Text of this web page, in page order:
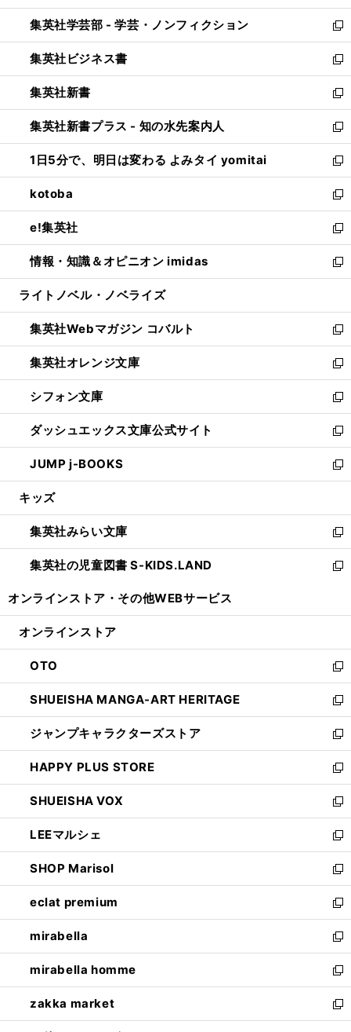
開
く
ウ
で
開
く
ン
ド
ウ
で
開
く
ウ
ィ
ン
ド
ウ
で
開
く
集英社学芸部 - 学芸・ノンフィクション
新
し
い
ウ
ィ
ン
ド
ウ
で
開
く
集英社ビジネス書
新
し
い
ウ
ィ
ン
ド
ウ
で
開
く
集英社新書
新
し
い
ウ
ィ
ン
ド
ウ
で
開
く
集英社新書プラス - 知の水先案内人
新
し
い
ウ
ィ
ン
ド
ウ
で
開
1日5分で、明日は変わる よみタイ yomitai
新
し
い
ウ
ィ
ン
ド
ウ
開
く
kotoba
新
し
い
ウ
ィ
ン
ウ
で
開
く
e!集英社
新
し
い
ウ
ン
ド
ウ
で
開
く
情報・知識＆オピニオン imidas
新
し
ウ
ィ
ン
ド
ウ
で
開
く
ライトノベル・ノベライズ
集英社Webマガジン コバルト
新
し
い
ウ
ィ
ン
ド
ウ
で
開
集英社オレンジ文庫
新
し
い
ウ
ィ
ン
ド
ウ
開
く
シフォン文庫
新
し
い
ウ
ィ
ン
ウ
で
開
く
ダッシュエックス文庫公式サイト
新
し
い
ウ
ン
ド
ウ
で
JUMP j-BOOKS
新
し
ウ
ィ
ン
ド
開
キッズ
集英社みらい文庫
新
し
い
ン
ウ
で
開
く
集英社の児童図書 S-KIDS.LAND
新
ウ
ン
ド
ウ
で
開
く
オンラインストア・ その他WEBサービス
オンラインストア
OTO
新
し
い
ウ
ィ
ン
ド
ウ
で
開
く
SHUEISHA MANGA-ART HERITAGE
新
し
い
ウ
ィ
ン
ド
ウ
で
開
く
ジャンプキャラクターズストア
新
し
い
ウ
ィ
ン
ド
ウ
で
開
く
HAPPY PLUS STORE
新
し
い
ウ
ィ
ン
ド
ウ
で
開
く
SHUEISHA VOX
新
し
い
ウ
ィ
ン
ド
ウ
で
開
く
LEEマルシェ
新
し
い
ウ
ィ
ン
ド
ウ
で
開
く
SHOP Marisol
新
し
い
ウ
ィ
ン
ド
ウ
で
開
eclat premium
新
し
い
ウ
ィ
ン
ド
ウ
mirabella
新
し
い
ウ
ィ
ン
mirabella homme
新
し
い
ウ
zakka market
新
し